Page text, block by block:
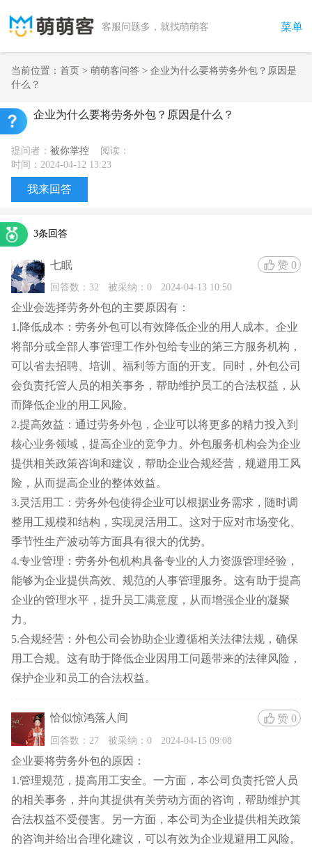
菜单
客服问题多，就找萌萌客
当前位置： 首页 > 萌萌客问答 > 企业为什么要将劳务外包？原因是
什么？
企业为什么要将劳务外包？原因是什么？
提问者： 被你掌控
阅读：
时间：2024-04-12 13:23
我来回答
3条回答
七眠 赞0
回答数：32 被采纳：0 2024-04-13 10:50
企业会选择劳务外包的主要原因有：
1.降低成本：劳务外包可以有效降低企业的用人成本。企业
将部分或全部人事管理工作外包给专业的第三方服务机构，
可以省去招聘、培训、福利等方面的开支。同时，外包公司
会负责托管人员的相关事务，帮助维护员工的合法权益，从
而降低企业的用工风险。
2.提高效益：通过劳务外包，企业可以将更多的精力投入到
核心业务领域，提高企业的竞争力。外包服务机构会为企业
提供相关政策咨询和建议，帮助企业合规经营，规避用工风
险，从而提高企业的整体效益。
3.灵活用工：劳务外包使得企业可以根据业务需求，随时调
整用工规模和结构，实现灵活用工。这对于应对市场变化、
季节性生产波动等方面具有很大的优势。
4.专业管理：劳务外包机构具备专业的人力资源管理经验，
能够为企业提供高效、规范的人事管理服务。这有助于提高
企业的管理水平，提升员工满意度，从而增强企业的凝聚
力。
5.合规经营：外包公司会协助企业遵循相关法律法规，确保
用工合规。这有助于降低企业因用工问题带来的法律风险，
保护企业和员工的合法权益。
恰似惊鸿落人间 赞0
回答数：27 被采纳：0 2024-04-15 09:08
企业要将劳务外包的原因：
1.管理规范，提高用工安全。一方面，本公司负责托管人员
的相关事务，并向其提供有关劳动方面的咨询，帮助维护其
合法权益不受侵害。另一方面，本公司为企业提供相关政策
的咨询并给出合理化建议，可以有效为企业规避用工风险。